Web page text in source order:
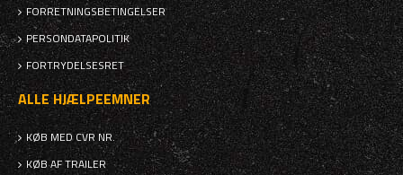
FORRETNINGSBETINGELSER
PERSONDATAPOLITIK
FORTRYDELSESRET
ALLE HJÆLPEEMNER
KØB MED CVR NR.
KØB AF TRAILER